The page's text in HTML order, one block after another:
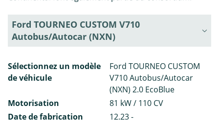
Ford TOURNEO CUSTOM V710
Autobus/Autocar (NXN)
Sélectionnez un modèle
de véhicule
Ford TOURNEO CUSTOM
V710 Autobus/Autocar
(NXN) 2.0 EcoBlue
Motorisation
81 kW / 110 CV
Date de fabrication
12.23 -